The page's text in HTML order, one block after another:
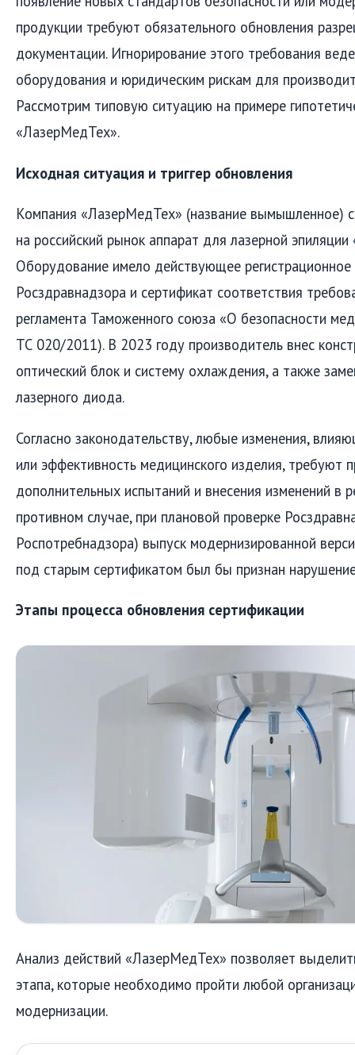
продукции требуют обязательного обновления
документации. Игнорирование этого требования
оборудования и юридическим рискам для
Рассмотрим типовую ситуацию на примере
«ЛазерМедТех».
Исходная ситуация и триггер обновления
Компания «ЛазерМедТех» (название вымышленное)
на российский рынок аппарат для лазерной
Оборудование имело действующее регистрационное
Росздравнадзора и сертификат соответствия
регламента Таможенного союза «О безопасности
ТС 020/2011). В 2023 году производитель внес
оптический блок и систему охлаждения, а также
лазерного диода.
Согласно законодательству, любые изменения,
или эффективность медицинского изделия, требуют
дополнительных испытаний и внесения изменений в
противном случае, при плановой проверке
Роспотребнадзора) выпуск модернизированной
под старым сертификатом был бы признан
Этапы процесса обновления сертификации
Анализ действий «ЛазерМедТех» позволяет
этапа, которые необходимо пройти любой
модернизации.